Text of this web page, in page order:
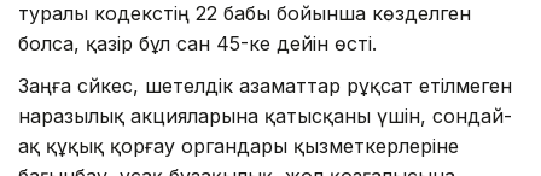
туралы кодекстің 22 бабы бойынша көзделген
болса, қазір бұл сан 45-ке дейін өсті.
Заңға сәйкес, шетелдік азаматтар рұқсат етілмеген
наразылық акцияларына қатысқаны үшін, сондай-
ақ құқық қорғау органдары қызметкерлеріне